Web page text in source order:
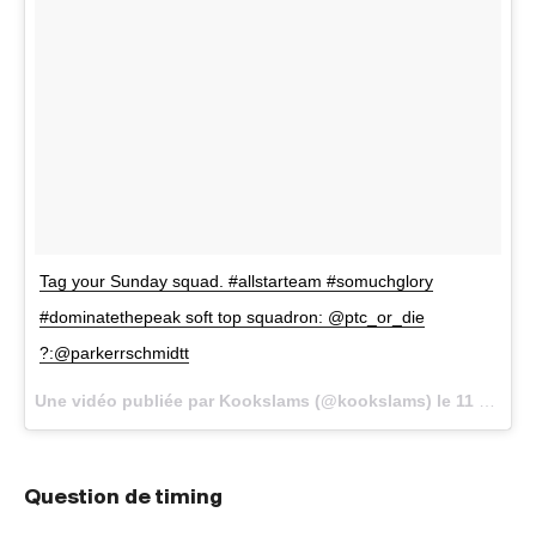
Tag your Sunday squad. #allstarteam #somuchglory
#dominatethepeak soft top squadron: @ptc_or_die
?:@parkerrschmidtt
Une vidéo publiée par Kookslams (@kookslams) le 11 Sept. 2016 à 11h15 PDT
Question de timing